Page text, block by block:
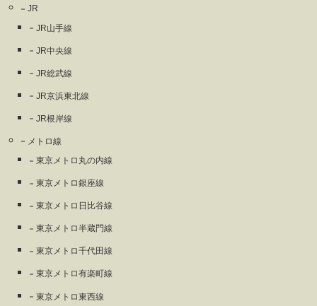
JR
JR山手線
JR中央線
JR総武線
JR京浜東北線
JR根岸線
メトロ線
東京メトロ丸の内線
東京メトロ銀座線
東京メトロ日比谷線
東京メトロ半蔵門線
東京メトロ千代田線
東京メトロ有楽町線
東京メトロ東西線